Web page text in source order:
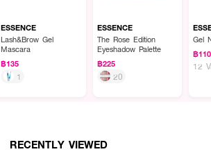
ESSENCE
Lash&Brow Gel
Mascara
฿135
1
ESSENCE
The Rose Edition
Eyeshadow Palette
฿225
20
Gel
฿110
12
RECENTLY VIEWED